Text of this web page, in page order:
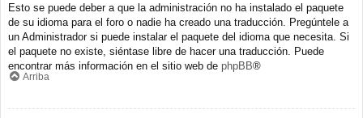
Esto se puede deber a que la administración no ha instalado el paquete
de su idioma para el foro o nadie ha creado una traducción. Pregúntele a
un Administrador si puede instalar el paquete del idioma que necesita. Si
el paquete no existe, siéntase libre de hacer una traducción. Puede
encontrar más información en el sitio web de phpBB®
Arriba